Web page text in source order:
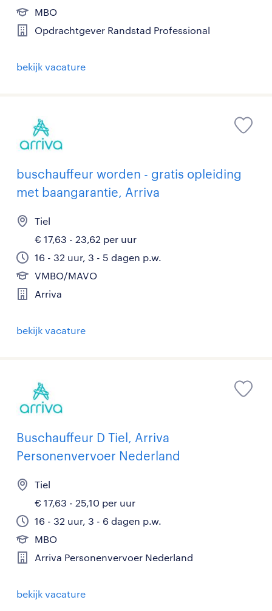
MBO
Opdrachtgever Randstad Professional
bekijk vacature
buschauffeur worden - gratis opleiding
met baangarantie, Arriva
Tiel
€ 17,63 - 23,62 per uur
16 - 32 uur, 3 - 5 dagen p.w.
VMBO/MAVO
Arriva
bekijk vacature
Buschauffeur D Tiel, Arriva
Personenvervoer Nederland
Tiel
€ 17,63 - 25,10 per uur
16 - 32 uur, 3 - 6 dagen p.w.
MBO
Arriva Personenvervoer Nederland
bekijk vacature